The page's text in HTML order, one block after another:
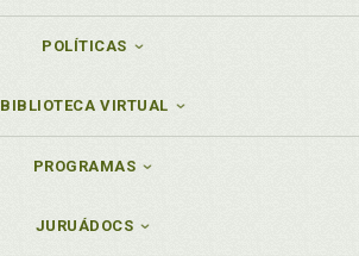
POLÍTICAS
BIBLIOTECA VIRTUAL
PROGRAMAS
JURUÁDOCS